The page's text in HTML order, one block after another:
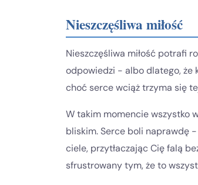
Nieszczęśliwa miłość
Nieszczęśliwa miłość potrafi
odpowiedzi - albo dlatego, że
choć serce wciąż trzyma się
W takim momencie wszystko
bliskim. Serce boli naprawdę
ciele, przytłaczając Cię falą
sfrustrowany tym, że to